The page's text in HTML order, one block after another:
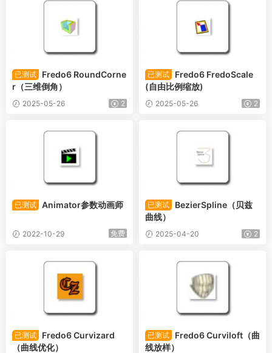
已测试
Fredo6 RoundCorne
r（三维倒角）
2025-05-26 2
已测试
Fredo6 FredoScale
(自由比例缩放)
2025-05-26 2
已测试 Animator参数动画师
2022-10-29 免费
已测试
BezierSpline（贝兹
曲线）
2025-04-20 2
已测试
Fredo6 Curvizard
（曲线优化）
已测试
Fredo6 Curviloft（曲
线放样）